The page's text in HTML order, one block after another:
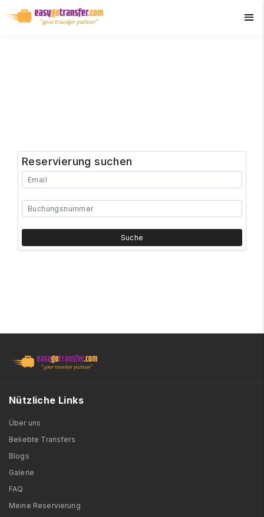
+90 534 033 02 21
Reservierung suchen
Suche
Nützliche Links
Über uns
Beliebte Transfers
Blogs
Galerie
FAQ
Meine Reservierung